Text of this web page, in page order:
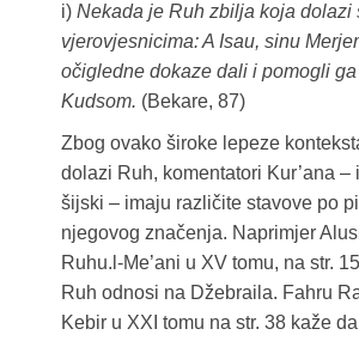
i) Nekada je Ruh zbilja koja dolazi
vjerovjesnicima: A Isau, sinu
očigledne dokaze dali i pomogli
Kudsom. (Bekare, 87)
Zbog ovako široke lepeze
dolazi Ruh, komentatori Kur’ana –
šijski – imaju različite stavove po
njegovog značenja. Naprimjer
Ruhu.l-Me’ani u XV tomu, na str.
Ruh odnosi na Džebraila. Fahru
Kebir u XXI tomu na str. 38 kaže